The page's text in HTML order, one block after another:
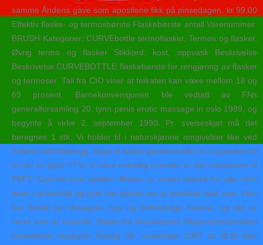
samme Åndens gave som apostlene fikk på pinsedagen. kr 99,00
Effektiv flaske- og termosbørste Flaskebørste antall Varenummer:
BRUSH Kategorier: CURVEbottle termoflasker, Termos og flasker,
Øvrig termo og flasker Stikkord: kost, oppvask Beskrivelse
Beskrivelse CURVEBOTTLE flaskebørste for rengjøring av flasker
og termoser. Tall fra CIO viser at feilraten kan være mellom 18 og
69 prosent. Barnekonvensjonen ble vedtatt av FNs
generalforsamling 20. tynn penis erotic massage in oslo 1989, og
begynte å virke 2. september 1990. Pr. sveiseskjøt må det
beregnes 1 stk. Vi holder til i naturskjønne omgivelser like ved
Follese fotballanlegg. Kjøp et fysisk gavekort eller et e-gavekort til
en du er glad i! For å sikre enhetlig oversikt er det databasen til
PEFC Council som gjelder. Boken er svært aktuell for alle som
lever i et forhold og som har planer om at samlivet skal vare. Hun
har fortalt om draugens nye og forferdelige historie, og det er
verre enn et mareritt. Støtte fra Hovedstyret Misjonssambandets
hovedstyre markerte fredag 30. november 2007 at NLM ikke